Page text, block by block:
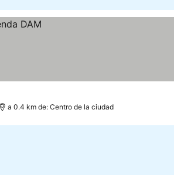
a 0.4 km de: Centro de la ciudad